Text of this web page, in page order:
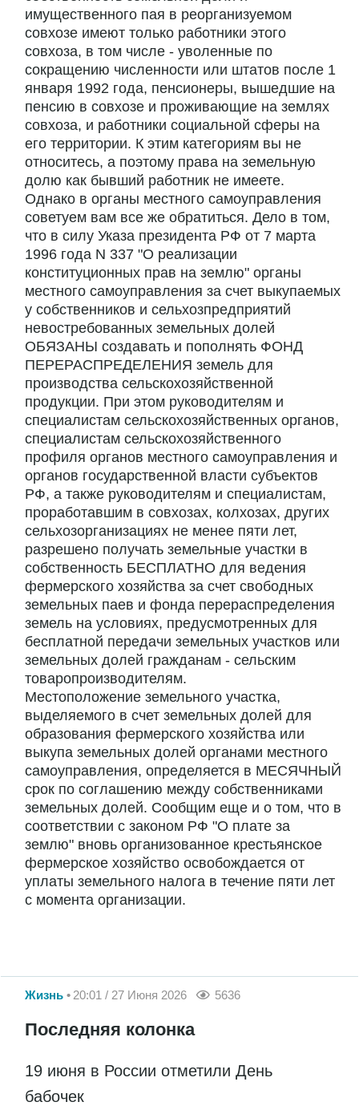
имущественного пая в реорганизуемом
совхозе имеют только работники этого
совхоза, в том числе - уволенные по
сокращению численности или штатов после 1
января 1992 года, пенсионеры, вышедшие на
пенсию в совхозе и проживающие на землях
совхоза, и работники социальной сферы на
его территории. К этим категориям вы не
относитесь, а поэтому права на земельную
долю как бывший работник не имеете.
Однако в органы местного самоуправления
советуем вам все же обратиться. Дело в том,
что в силу Указа президента РФ от 7 марта
1996 года N 337 "О реализации
конституционных прав на землю" органы
местного самоуправления за счет выкупаемых
у собственников и сельхозпредприятий
невостребованных земельных долей
ОБЯЗАНЫ создавать и пополнять ФОНД
ПЕРЕРАСПРЕДЕЛЕНИЯ земель для
производства сельскохозяйственной
продукции. При этом руководителям и
специалистам сельскохозяйственных органов,
специалистам сельскохозяйственного
профиля органов местного самоуправления и
органов государственной власти субъектов
РФ, а также руководителям и специалистам,
проработавшим в совхозах, колхозах, других
сельхозорганизациях не менее пяти лет,
разрешено получать земельные участки в
собственность БЕСПЛАТНО для ведения
фермерского хозяйства за счет свободных
земельных паев и фонда перераспределения
земель на условиях, предусмотренных для
бесплатной передачи земельных участков или
земельных долей гражданам - сельским
товаропроизводителям.
Местоположение земельного участка,
выделяемого в счет земельных долей для
образования фермерского хозяйства или
выкупа земельных долей органами местного
самоуправления, определяется в МЕСЯЧНЫЙ
срок по соглашению между собственниками
земельных долей. Сообщим еще и о том, что в
соответствии с законом РФ "О плате за
землю" вновь организованное крестьянское
фермерское хозяйство освобождается от
уплаты земельного налога в течение пяти лет
с момента организации.
Жизнь 20:01 / 27 Июня 2026 5636
Последняя колонка
19 июня в России отметили День
бабочек